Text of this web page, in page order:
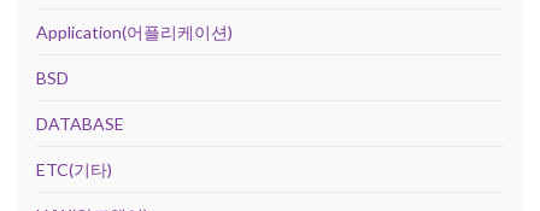
Application(어플리케이션)
BSD
DATABASE
ETC(기타)